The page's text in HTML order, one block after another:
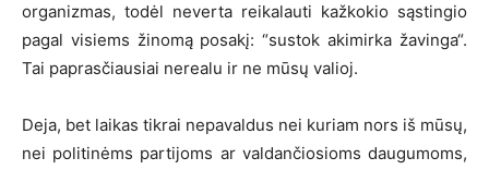
organizmas, todėl neverta reikalauti kažkokio sąstingio
pagal visiems žinomą posakį: “sustok akimirka žavinga“.
Tai paprasčiausiai nerealu ir ne mūsų valioj.
Deja, bet laikas tikrai nepavaldus nei kuriam nors iš mūsų,
nei politinėms partijoms ar valdančiosioms daugumoms,